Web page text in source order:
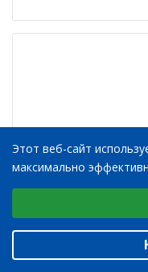
GK4.00EX9 35X68
STARCO 2100@10
Этот веб-сайт
максимально
Выберите настройки
Аналитические/